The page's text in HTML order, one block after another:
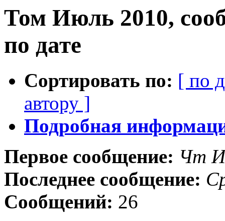
Том Июль 2010,
по дате
Сортировать по: [ по
автору ]
Подробная
Первое сообщение: Чт
Последнее сообщение:
Сообщений: 26